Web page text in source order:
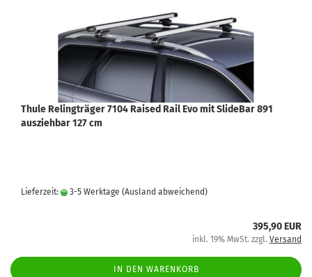
Thule Relingträger 7104 Raised Rail Evo mit SlideBar 891
ausziehbar 127 cm
Lieferzeit: 3-5 Werktage (Ausland abweichend)
395,90 EUR
inkl. 19% MwSt. zzgl. Versand
IN DEN WARENKORB